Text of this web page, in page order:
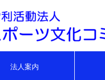
法人案内